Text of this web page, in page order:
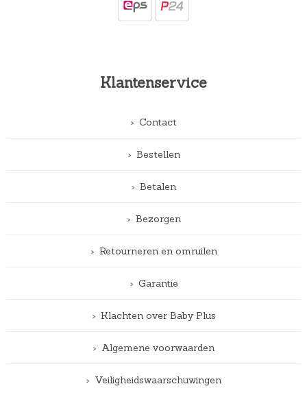
Klantenservice
Contact
Bestellen
Betalen
Bezorgen
Retourneren en omruilen
Garantie
Klachten over Baby Plus
Algemene voorwaarden
Veiligheidswaarschuwingen